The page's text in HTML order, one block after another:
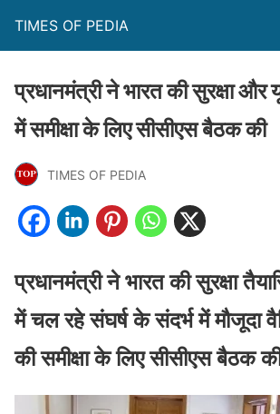
TIMES OF PEDIA
प्रधानमंत्री ने भारत की सुरक्षा
में समीक्षा के लिए सीसीएस बैठक की
TIMES OF PEDIA
प्रधानमंत्री ने भारत की सुरक्षा
में चल रहे संघर्ष के संदर्भ में मौजूदा
की समीक्षा के लिए सीसीएस बैठक